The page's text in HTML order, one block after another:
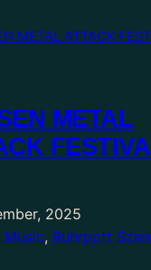
METAL
2025
Music, Ruhrpott